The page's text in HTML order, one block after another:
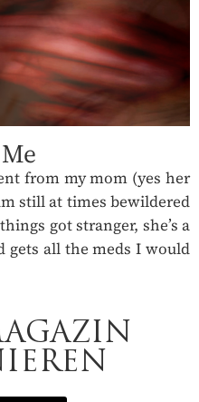
from my mom (yes her
still at times bewildered
got stranger, she’s a
gets all the meds I would